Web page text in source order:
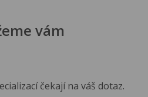
vám
čekají na váš dotaz.